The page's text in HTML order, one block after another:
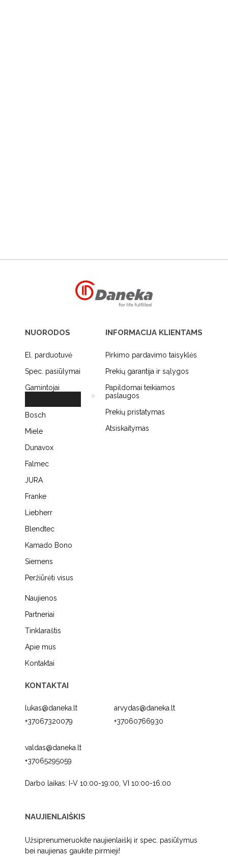
NUORODOS
El. parduotuvė
Spec. pasiūlymai
Gamintojai
Bosch
Miele
Dunavox
Falmec
JURA
Franke
Liebherr
Blendtec
Kamado Bono
Siemens
Peržiūrėti visus
Naujienos
Partneriai
Tinklaraštis
Apie mus
Kontaktai
KONTAKTAI
lukas@daneka.lt
+37067320079
arvydas@daneka.lt
+37060766930
valdas@daneka.lt
+37065295059
Darbo laikas: I-V 10:00-19:00, VI 10:00-16:00
INFORMACIJA KLIENTAMS
Pirkimo pardavimo taisyklės
Prekių garantija ir sąlygos
Papildomai teikiamos
paslaugos
Prekių pristatymas
Atsiskaitymas
NAUJIENLAIŠKIS
Užsiprenumeruokite naujienlaiškį ir spec. pasiūlymus
bei naujienas gaukite pirmieji!